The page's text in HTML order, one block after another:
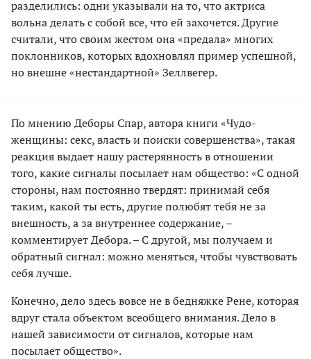
разделились: одни указывали на то, что актриса
вольна делать с собой все, что ей захочется. Другие
считали, что своим жестом она «предала» многих
поклонников, которых вдохновлял пример успешной,
но внешне «нестандартной» Зеллвегер.
По мнению Деборы Спар, автора книги «Чудо-
женщины: секс, власть и поиски совершенства», такая
реакция выдает нашу растерянность в отношении
того, какие сигналы посылает нам общество: «С одной
стороны, нам постоянно твердят: принимай себя
таким, какой ты есть, другие полюбят тебя не за
внешность, а за внутреннее содержание, –
комментирует Дебора. – С другой, мы получаем и
обратный сигнал: можно меняться, чтобы чувствовать
себя лучше.
Конечно, дело здесь вовсе не в бедняжке Рене, которая
вдруг стала объектом всеобщего внимания. Дело в
нашей зависимости от сигналов, которые нам
посылает общество».